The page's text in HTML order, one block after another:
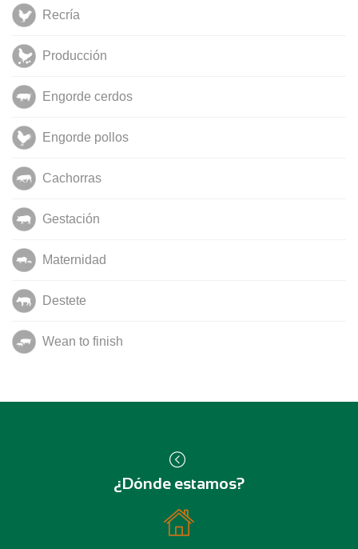
Recría
Producción
Engorde cerdos
Engorde pollos
Cachorras
Gestación
Maternidad
Destete
Wean to finish
¿Dónde estamos?